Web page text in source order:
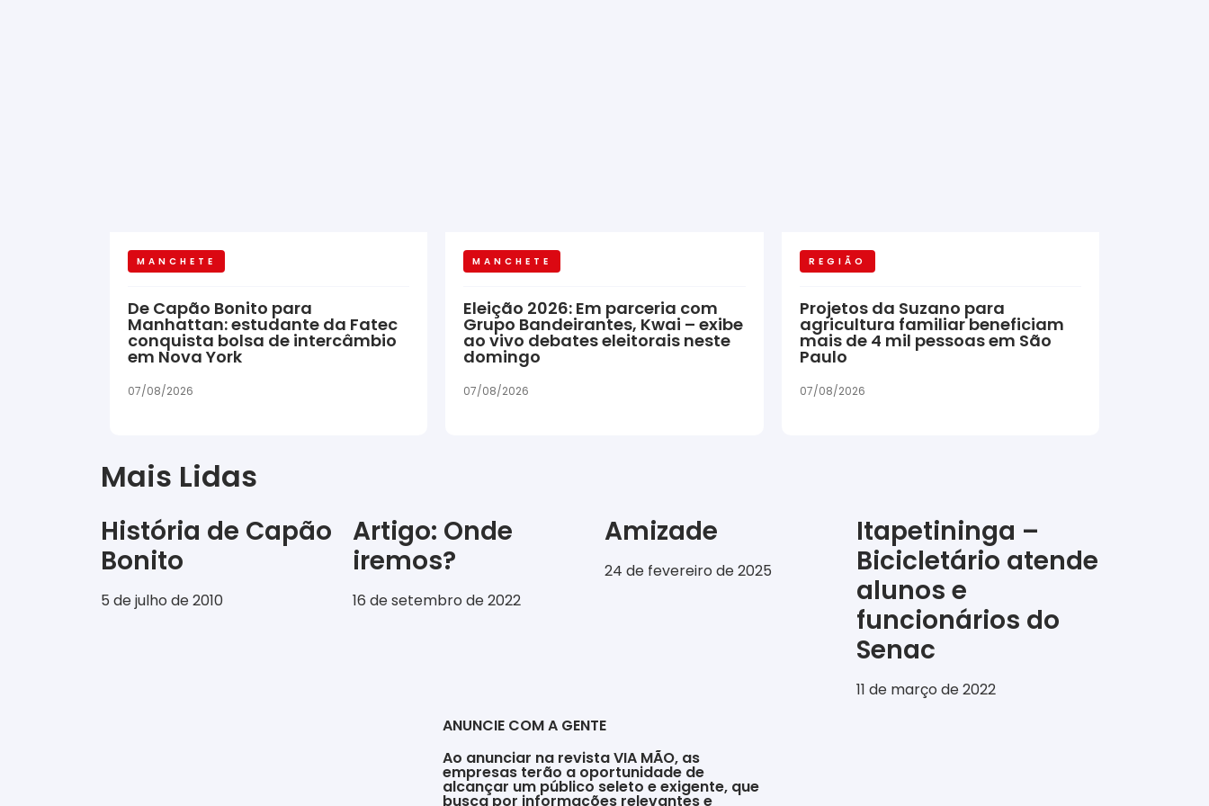
MANCHETE
De Capão Bonito para
Manhattan: estudante da Fatec
conquista bolsa de intercâmbio
em Nova York
07/08/2026
MANCHETE
Eleição 2026: Em parceria com
Grupo Bandeirantes, Kwai – exibe
ao vivo debates eleitorais neste
domingo
07/08/2026
REGIÃO
Projetos da Suzano para
agricultura familiar beneficiam
mais de 4 mil pessoas em São
Paulo
07/08/2026
Mais Lidas
História de Capão
Bonito
5 de julho de 2010
Artigo: Onde
iremos?
16 de setembro de 2022
Amizade
24 de fevereiro de 2025
Itapetininga –
Bicicletário atende
alunos e
funcionários do
Senac
11 de março de 2022
ANUNCIE COM A GENTE
Ao anunciar na revista VIA MÃO, as
empresas terão a oportunidade de
alcançar um público seleto e exigente, que
busca por informações relevantes e